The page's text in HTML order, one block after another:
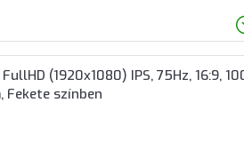
(1920x1080) IPS, 75Hz, 16:9,
Fekete színben